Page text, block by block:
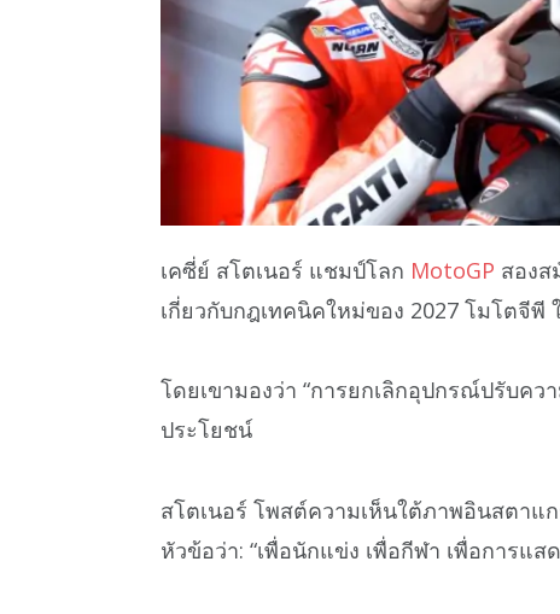
เคซี่ย์ สโตเนอร์ แชมป์โลก MotoGP สอง
เกี่ยวกับกฎเทคนิคใหม่ของ 2027 โมโตจีพี
โดยเขามองว่า “การยกเลิกอุปกรณ์ปรับคว
ประโยชน์
สโตเนอร์ โพสต์ความเห็นใต้ภาพอินสตาแ
หัวข้อว่า: “เพื่อนักแข่ง เพื่อกีฬา เพื่อการแ